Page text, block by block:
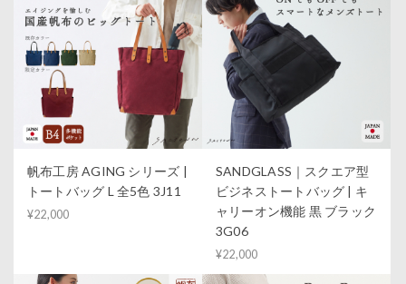
帆布工房 AGING シリーズ |
トートバッグ L 全5色 3J11
¥22,000
SANDGLASS｜スクエア型
ビジネストートバッグ | キ
ャリーオン機能 黒 ブラック
3G06
¥22,000